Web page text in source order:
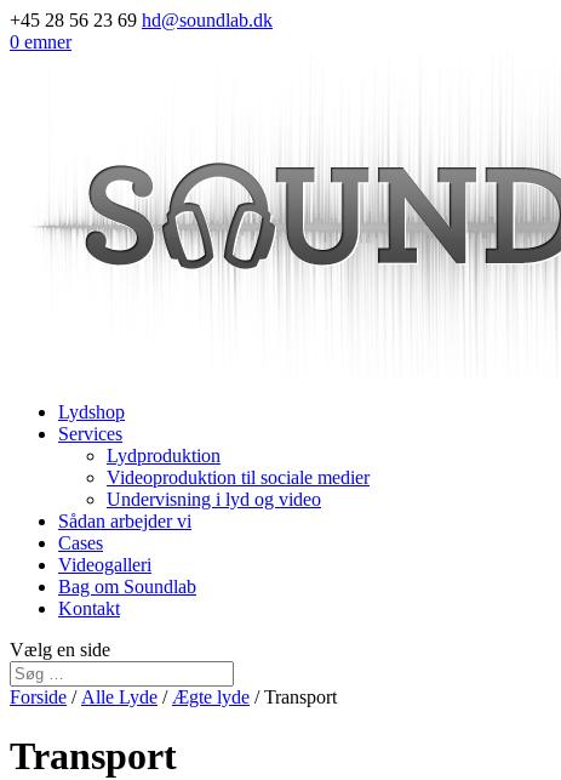
+45 28 56 23 69 hd@soundlab.dk
0 emner
Lydshop
Services
Lydproduktion
Videoproduktion til sociale medier
Undervisning i lyd og video
Sådan arbejder vi
Cases
Videogalleri
Bag om Soundlab
Kontakt
Vælg en side
Forside / Alle Lyde / Ægte lyde / Transport
Transport